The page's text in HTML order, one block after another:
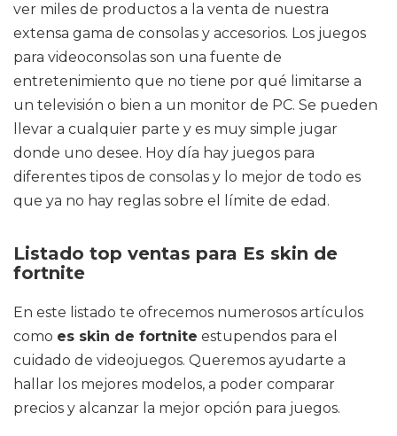
ver miles de productos a la venta de nuestra
extensa gama de consolas y accesorios. Los juegos
para videoconsolas son una fuente de
entretenimiento que no tiene por qué limitarse a
un televisión o bien a un monitor de PC. Se pueden
llevar a cualquier parte y es muy simple jugar
donde uno desee. Hoy día hay juegos para
diferentes tipos de consolas y lo mejor de todo es
que ya no hay reglas sobre el límite de edad.
Listado top ventas para Es skin de
fortnite
En este listado te ofrecemos numerosos artículos
como es skin de fortnite estupendos para el
cuidado de videojuegos. Queremos ayudarte a
hallar los mejores modelos, a poder comparar
precios y alcanzar la mejor opción para juegos.